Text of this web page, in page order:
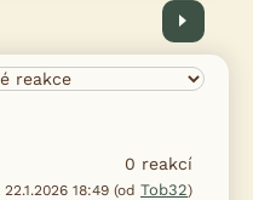
Další
0 reakcí
22.1.2026 18:49 (od Tob32)